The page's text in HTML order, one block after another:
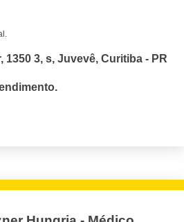
1350 3, s, Juvevê, Curitiba - PR